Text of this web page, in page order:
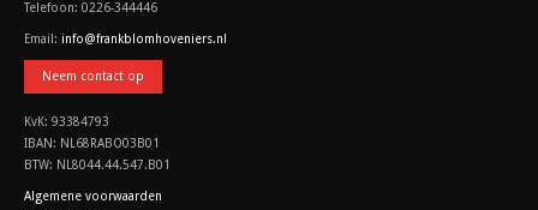
Telefoon: 0226-344446
Email: info@frankblomhoveniers.nl
Neem contact op
KvK: 93384793
IBAN: NL68RABO03B01
BTW: NL8044.44.547.B01
Algemene voorwaarden